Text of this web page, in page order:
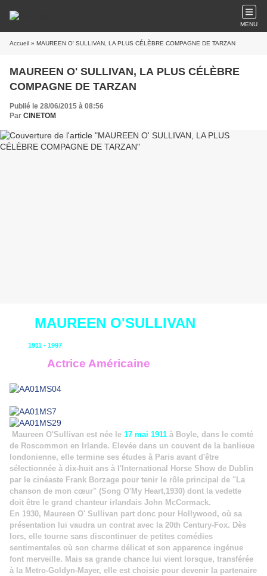
MENU
Accueil » MAUREEN O' SULLIVAN, LA PLUS CÉLÈBRE COMPAGNE DE TARZAN
MAUREEN O' SULLIVAN, LA PLUS CÉLÈBRE
COMPAGNE DE TARZAN
Publié le 28/06/2015 à 08:56
Par CINETOM
MAUREEN O'SULLIVAN
1911 - 1997
Actrice Américaine
Maureen O'Sullivan est née le 17 mai 1911 à Boyle, dans le comté
de Roscommon en Irlande. Elevée dans un couvent de la banlieue
londonienne, elle termine ses études à Paris avant d'être
sélectionnée à dix-huit ans à l'International Horse Show de Dublin
par le cinéaste Frank Borzage pour tenir le rôle principal de "La
chanson de mon cœur" (Song O'My Heart,1930) dont la vedette
doit être le grand chanteur irlandais John McCormack.
En 1930, Maureen O' Sullivan part donc pour Hollywood, où sa
présentation lui vaudra un contrat avec la 20th Century-Fox. Dès
lors, elle tourne sans discontinuer de petites comédies
sentimentales où son charme délicat et son apparence ingénue
font merveille. Mais sa grande chance lui vient lorsque, transférée
à la Metro-Goldyn-Mayer, elle est choisie pour devenir la partenaire